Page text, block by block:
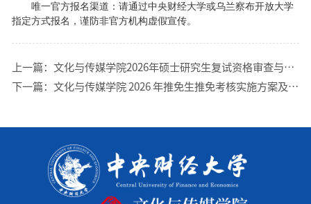
唯一官方报名渠道：请通过中央财经大学或乌兰察布开放大学
指定方式报名，谨防非官方机构虚假宣传。
上一篇： 文化与传媒学院2026年硕士研究生复试资格审查与复试工作安排
下一篇： 文化与传媒学院 2026 年推免生推免考核实施方案及资格 评定考生入围名单公示（第二批）